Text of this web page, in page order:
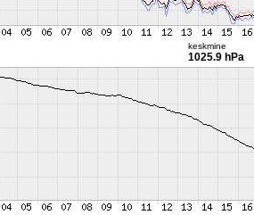
keskmine
1025.9 hPa